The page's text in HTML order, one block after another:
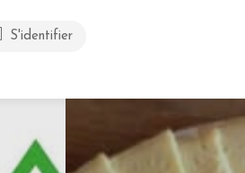
S'identifier